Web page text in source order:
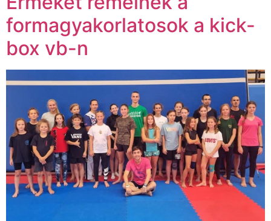
formagyakorlatosok a kick-
box vb-n